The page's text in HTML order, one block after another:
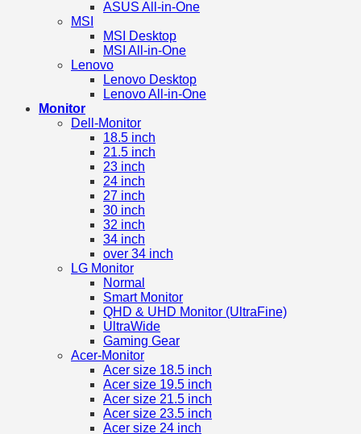
ASUS All-in-One
MSI
MSI Desktop
MSI All-in-One
Lenovo
Lenovo Desktop
Lenovo All-in-One
Monitor
Dell-Monitor
18.5 inch
21.5 inch
23 inch
24 inch
27 inch
30 inch
32 inch
34 inch
over 34 inch
LG Monitor
Normal
Smart Monitor
QHD & UHD Monitor (UltraFine)
UltraWide
Gaming Gear
Acer-Monitor
Acer size 18.5 inch
Acer size 19.5 inch
Acer size 21.5 inch
Acer size 23.5 inch
Acer size 24 inch